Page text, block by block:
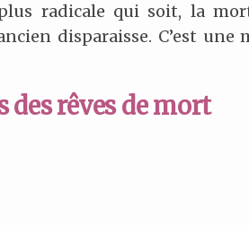
radicale qui soit, la
disparaisse. C’est
rêves de mort